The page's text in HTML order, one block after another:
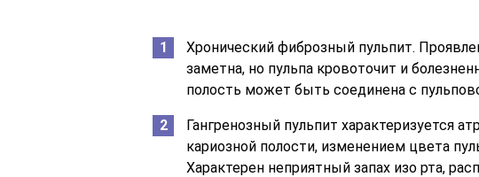
Хронический фиброзный пульпит.
заметна, но пульпа кровоточит и
полость может быть соединена с
Гангренозный пульпит характеризуется
кариозной полости, изменением цвета
Характерен неприятный запах изо рта,